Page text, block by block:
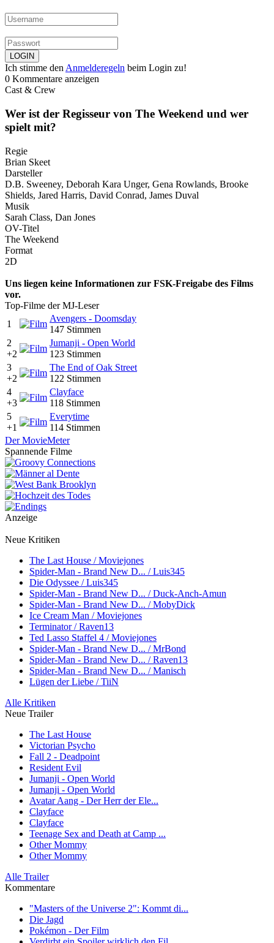
Ich stimme den Anmelderegeln beim Login zu!
0 Kommentare anzeigen
Cast & Crew
Wer ist der Regisseur von The Weekend und wer
spielt mit?
Regie
Brian Skeet
Darsteller
D.B. Sweeney, Deborah Kara Unger, Gena Rowlands, Brooke
Shields, Jared Harris, David Conrad, James Duval
Musik
Sarah Class, Dan Jones
OV-Titel
The Weekend
Format
2D
Uns liegen keine Informationen zur FSK-Freigabe des Films
vor.
Top-Filme der MJ-Leser
1
Avengers - Doomsday
147 Stimmen
2
+2
Jumanji - Open World
123 Stimmen
3
+2
The End of Oak Street
122 Stimmen
4
+3
Clayface
118 Stimmen
5
+1
Everytime
114 Stimmen
Der MovieMeter
Spannende Filme
Anzeige
Neue Kritiken
The Last House / Moviejones
Spider-Man - Brand New D... / Luis345
Die Odyssee / Luis345
Spider-Man - Brand New D... / Duck-Anch-Amun
Spider-Man - Brand New D... / MobyDick
Ice Cream Man / Moviejones
Terminator / Raven13
Ted Lasso Staffel 4 / Moviejones
Spider-Man - Brand New D... / MrBond
Spider-Man - Brand New D... / Raven13
Spider-Man - Brand New D... / Manisch
Lügen der Liebe / TiiN
Alle Kritiken
Neue Trailer
The Last House
Victorian Psycho
Fall 2 - Deadpoint
Resident Evil
Jumanji - Open World
Jumanji - Open World
Avatar Aang - Der Herr der Ele...
Clayface
Clayface
Teenage Sex and Death at Camp ...
Other Mommy
Other Mommy
Alle Trailer
Kommentare
"Masters of the Universe 2": Kommt di...
Die Jagd
Pokémon - Der Film